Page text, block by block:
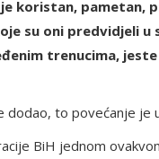
koristan, pametan,
su oni predvidjeli
trenucima,
dodao, to povećanje
BiH jednom